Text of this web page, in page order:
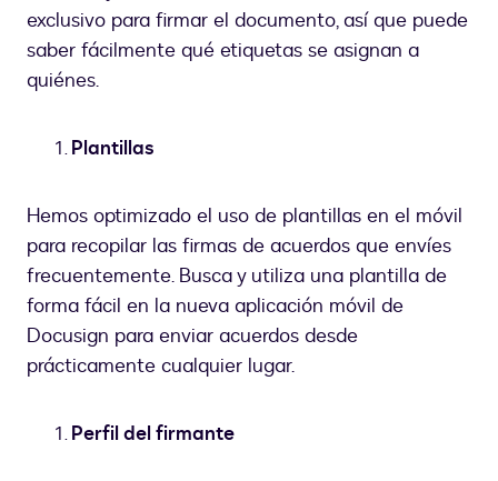
exclusivo para firmar el documento, así que puede
saber fácilmente qué etiquetas se asignan a
quiénes.
Plantillas
Hemos optimizado el uso de plantillas en el móvil
para recopilar las firmas de acuerdos que envíes
frecuentemente. Busca y utiliza una plantilla de
forma fácil en la nueva aplicación móvil de
Docusign para enviar acuerdos desde
prácticamente cualquier lugar.
Perfil del firmante